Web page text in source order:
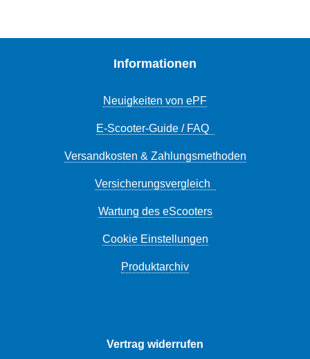
Informationen
Neuigkeiten von ePF
E-Scooter-Guide / FAQ
Versandkosten & Zahlungsmethoden
Versicherungsvergleich
Wartung des eScooters
Cookie Einstellungen
Produktarchiv
Vertrag widerrufen